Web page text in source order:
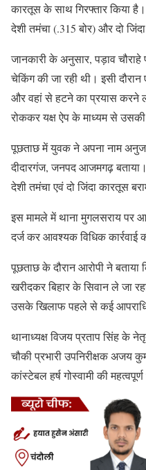
कारतूस के साथ गिरफ्तार किया
देशी तमंचा (.315 बोर) और दो
जानकारी के अनुसार, पड़ाव चौराहे
चेकिंग की जा रही थी। इसी
और वहां से हटने का प्रयास करने
रोककर यक्ष ऐप के माध्यम से उसकी
पूछताछ में युवक ने अपना नाम अनुज
दीदारगंज, जनपद आजमगढ़
देशी तमंचा एवं दो जिंदा कारतूस
इस मामले में थाना मुगलसराय पर
दर्ज कर आवश्यक विधिक कार्रवाई
पूछताछ के दौरान आरोपी ने
खरीदकर बिहार के सिवान ले जा
उसके खिलाफ पहले से कई
थानाध्यक्ष विजय प्रताप सिंह के
चौकी प्रभारी उपनिरीक्षक अजय
कांस्टेबल हर्ष गोस्वामी की